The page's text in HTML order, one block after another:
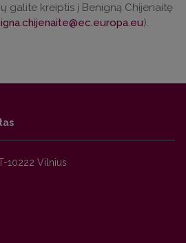
galite kreiptis į Benigną Chijenaitę
).
10222 Vilnius